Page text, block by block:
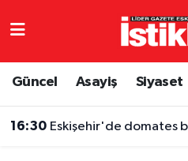
Güncel Asayiş Siyaset
16:30 Eskişehir'de domates
Eskişehirspor
Eskişehir Nöbetçi